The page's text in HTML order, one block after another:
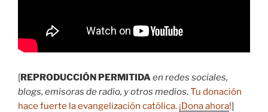
[REPRODUCCIÓN PERMITIDAen redes sociales,
blogs, emisoras de radio, y otros medios.Tu donación
hace fuerte la evangelización católica. ¡Dona ahora!]